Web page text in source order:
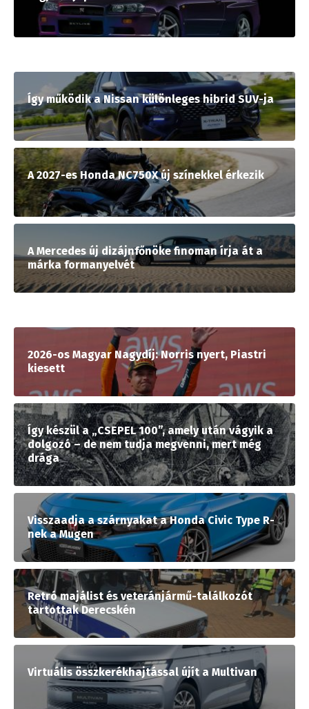
Így működik a Nissan különleges hibrid SUV-ja
A 2027-es Honda NC750X új színekkel érkezik
A Mercedes új dizájnfőnöke finoman írja át a
márka formanyelvét
2026-os Magyar Nagydíj: Norris nyert, Piastri
kiesett
Így készül a „CSEPEL 100”, amely után vágyik a
dolgozó – de nem tudja megvenni, mert még
drága
Visszaadja a szárnyakat a Honda Civic Type R-
nek a Mugen
Retró majálist és veteránjármű-találkozót
tartottak Derecskén
Virtuális összkerékhajtással újít a Multivan